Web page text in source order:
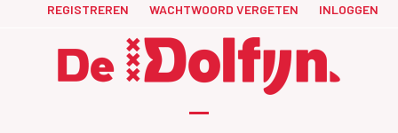
REGISTREREN WACHTWOORD VERGETEN INLOGGEN